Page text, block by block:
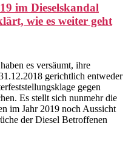
im Dieselskandal
wie es weiter geht
es versäumt, ihre
gerichtlich entweder
gegen
Es stellt sich nunmehr die
im Jahr 2019 noch Aussicht
der Diesel Betroffenen